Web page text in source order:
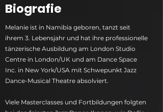
Biografie
Melanie ist in Namibia geboren, tanzt seit
ihrem 3. Lebensjahr und hat ihre professionelle
tänzerische Ausbildung am London Studio
Centre in London/UK und am Dance Space
Inc. in New York/USA mit Schwepunkt Jazz
Dance-Musical Theatre absolviert.
Viele Masterclasses und Fortbildungen folgten